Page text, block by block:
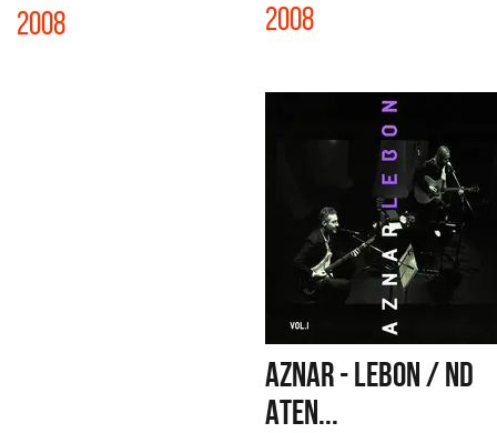
2008 2008
AZNAR - LEBON / ND
ATEN...